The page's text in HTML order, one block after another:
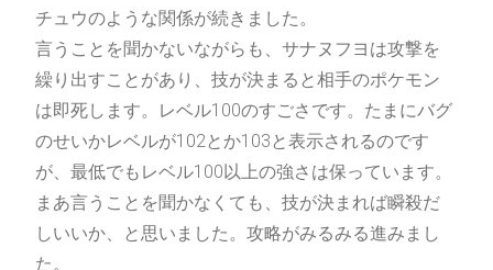
チュウのような関係が続きました。
言うことを聞かないながらも、サナヌフヨは攻撃を
繰り出すことがあり、技が決まると相手のポケモン
は即死します。レベル100のすごさです。たまにバグ
のせいかレベルが102とか103と表示されるのです
が、最低でもレベル100以上の強さは保っています。
まあ言うことを聞かなくても、技が決まれば瞬殺だ
しいいか、と思いました。攻略がみるみる進みまし
た。